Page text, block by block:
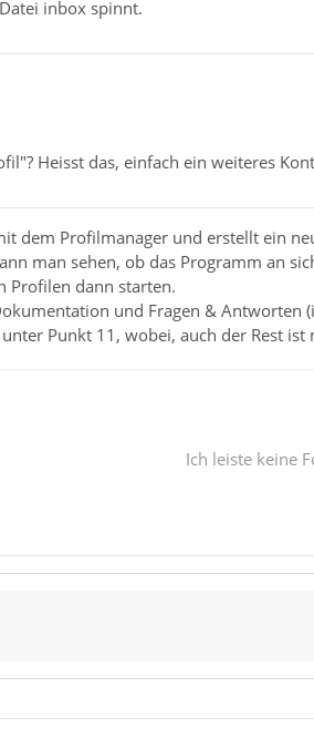
inbox spinnt.
Heisst das, einfach ein weiteres
dem Profilmanager und erstellt ein
man sehen, ob das Programm an
Profilen dann starten.
und Fragen &
Punkt 11, wobei, auch der Rest ist
Ich leiste keine